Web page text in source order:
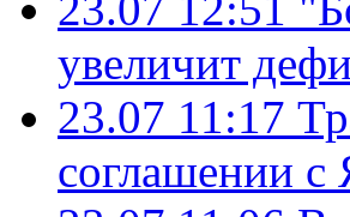
увеличит
23.07 11:17
соглашении с